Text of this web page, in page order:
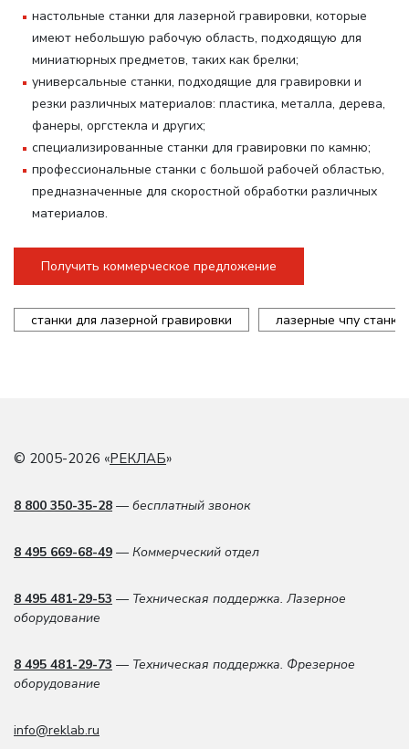
настольные станки для лазерной гравировки, которые
имеют небольшую рабочую область, подходящую для
миниатюрных предметов, таких как брелки;
универсальные станки, подходящие для гравировки и
резки различных материалов: пластика, металла, дерева,
фанеры, оргстекла и других;
специализированные станки для гравировки по камню;
профессиональные станки с большой рабочей областью,
предназначенные для скоростной обработки различных
материалов.
Получить коммерческое предложение
станки для лазерной гравировки лазерные чпу станки
© 2005-2026 «РЕКЛАБ»
8 800 350-35-28 — бесплатный звонок
8 495 669-68-49 — Коммерческий отдел
8 495 481-29-53 — Техническая поддержка. Лазерное
оборудование
8 495 481-29-73 — Техническая поддержка. Фрезерное
оборудование
info@reklab.ru